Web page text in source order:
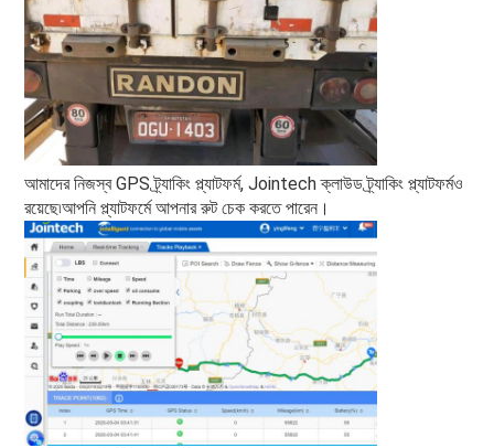
আমাদের নিজস্ব GPS ট্র্যাকিং প্ল্যাটফর্ম, Jointech ক্লাউড ট্র্যাকিং প্ল্যাটফর্মও
রয়েছে৷আপনি প্ল্যাটফর্মে আপনার রুট চেক করতে পারেন।